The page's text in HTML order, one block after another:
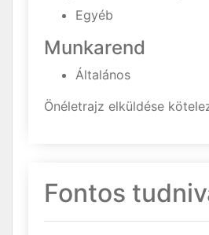
Egyéb
Munkarend
Általános
Önéletrajz elküldése
Fontos